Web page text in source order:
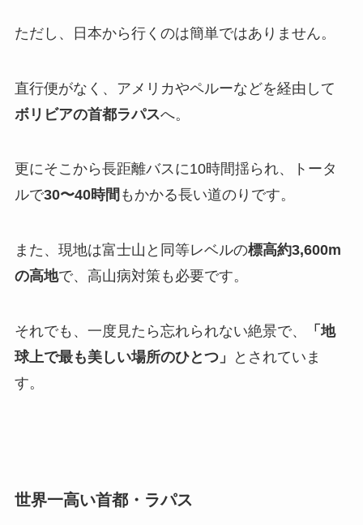
ただし、日本から行くのは簡単ではありません。
直行便がなく、アメリカやペルーなどを経由して
ボリビアの首都ラパスへ。
更にそこから長距離バスに10時間揺られ、トータ
ルで30〜40時間 もかかる長い道のりです。
また、現地は富士山と同等レベルの標高約3,600m
の高地で、高山病対策も必要です。
それでも、一度見たら忘れられない絶景で、
「地
球上で最も美しい場所のひとつ」
とされていま
す。
世界一高い首都・ラパス